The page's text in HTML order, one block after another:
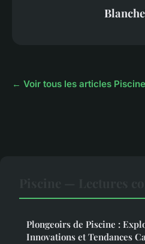
← Voir tous les articles Piscine
Plongeoirs de Piscine :
Innovations et Tendances